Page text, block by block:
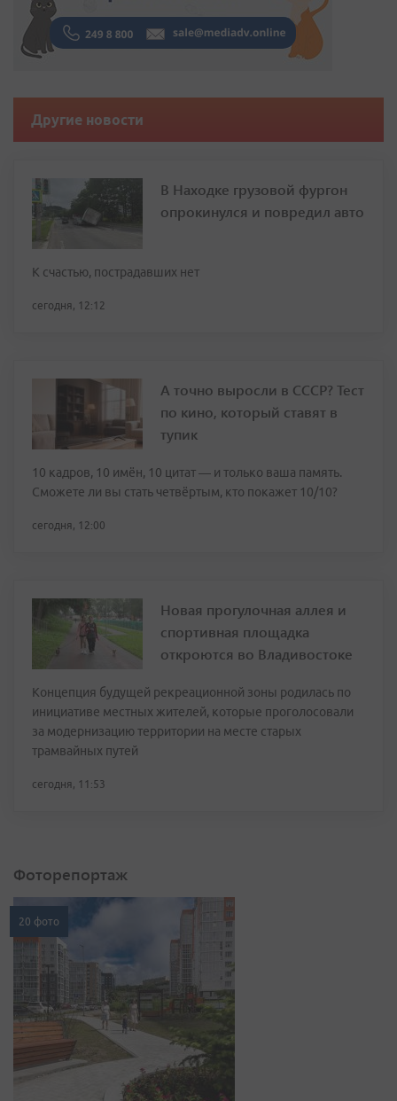
Другие новости
В Находке грузовой фургон
опрокинулся и повредил авто
К счастью, пострадавших нет
сегодня, 12:12
А точно выросли в СССР? Тест
по кино, который ставят в
тупик
10 кадров, 10 имён, 10 цитат — и только ваша память.
Сможете ли вы стать четвёртым, кто покажет 10/10?
сегодня, 12:00
Новая прогулочная аллея и
спортивная площадка
откроются во Владивостоке
Концепция будущей рекреационной зоны родилась по
инициативе местных жителей, которые проголосовали
за модернизацию территории на месте старых
трамвайных путей
сегодня, 11:53
Фоторепортаж
20 фото